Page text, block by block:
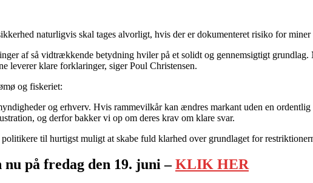
naturligvis skal tages alvorligt, hvis der er dokumenteret risiko for
af så vidtrækkende betydning hviler på et solidt og gennemsigtigt
leverer klare forklaringer, siger Poul Christensen.
og fiskeriet:
og erhverv. Hvis rammevilkår kan ændres markant uden en
og derfor bakker vi op om deres krav om klare svar.
til hurtigst muligt at skabe fuld klarhed over grundlaget for
nu på fredag den 19. juni –KLIK HER